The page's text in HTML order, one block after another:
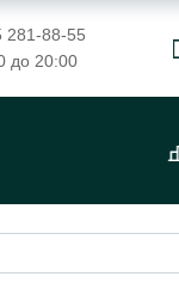
281-88-55
до 20:00